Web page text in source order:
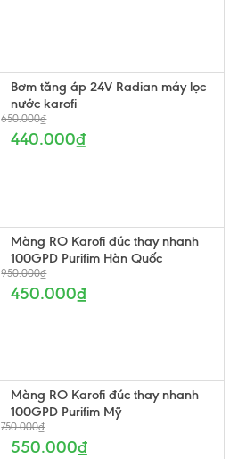
Bơm tăng áp 24V Radian máy lọc
nước karofi
650.000₫
440.000₫
Màng RO Karofi đúc thay nhanh
100GPD Purifim Hàn Quốc
950.000₫
450.000₫
Màng RO Karofi đúc thay nhanh
100GPD Purifim Mỹ
750.000₫
550.000₫